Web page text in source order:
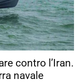
contro l’Iran.
navale